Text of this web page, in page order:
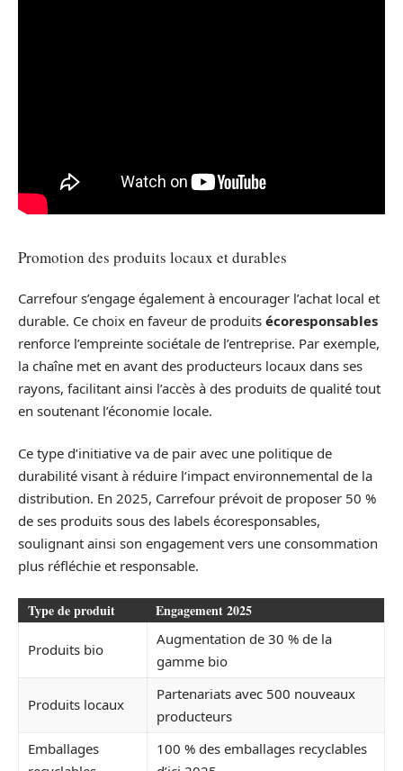
Promotion des produits locaux et durables
Carrefour s’engage également à encourager l’achat local et
durable. Ce choix en faveur de produits écoresponsables
renforce l’empreinte sociétale de l’entreprise. Par exemple,
la chaîne met en avant des producteurs locaux dans ses
rayons, facilitant ainsi l’accès à des produits de qualité tout
en soutenant l’économie locale.
Ce type d’initiative va de pair avec une politique de
durabilité visant à réduire l’impact environnemental de la
distribution. En 2025, Carrefour prévoit de proposer 50 %
de ses produits sous des labels écoresponsables,
soulignant ainsi son engagement vers une consommation
plus réfléchie et responsable.
Type de produit Engagement 2025
Produits bio
Augmentation de 30 % de la
gamme bio
Produits locaux
Partenariats avec 500 nouveaux
producteurs
Emballages
100 % des emballages recyclables